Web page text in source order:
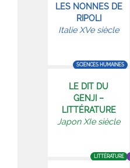
LES NONNES DE
RIPOLI
Italie XVe siècle
SCIENCES HUMAINES
LE DIT DU
GENJI –
LITTÉRATURE
Japon XIe siècle
LITTÉRATURE